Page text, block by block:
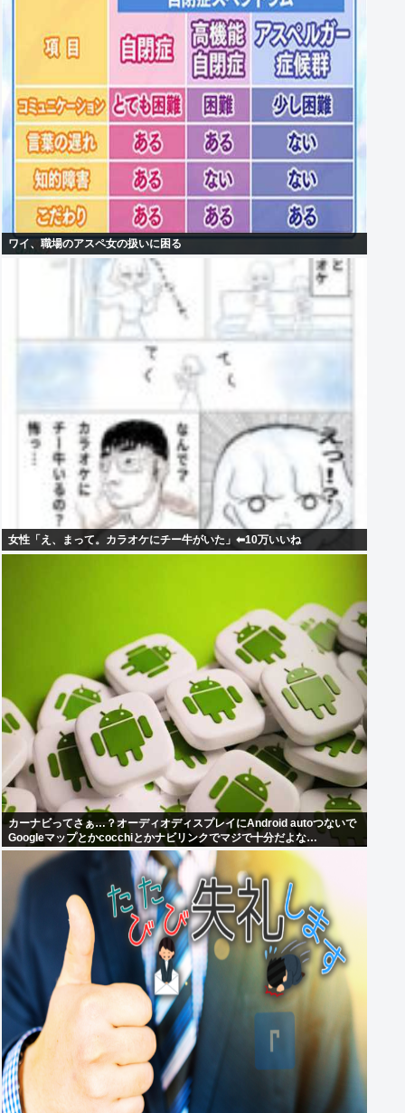
ワイ、職場のアスペ女の扱いに困る
女性「え、まって。カラオケにチー牛がいた」⬅10万いいね
カーナビってさぁ…？オーディオディスプレイにAndroid autoつないで
Googleマップとかcocchiとかナビリンクでマジで十分だよな…